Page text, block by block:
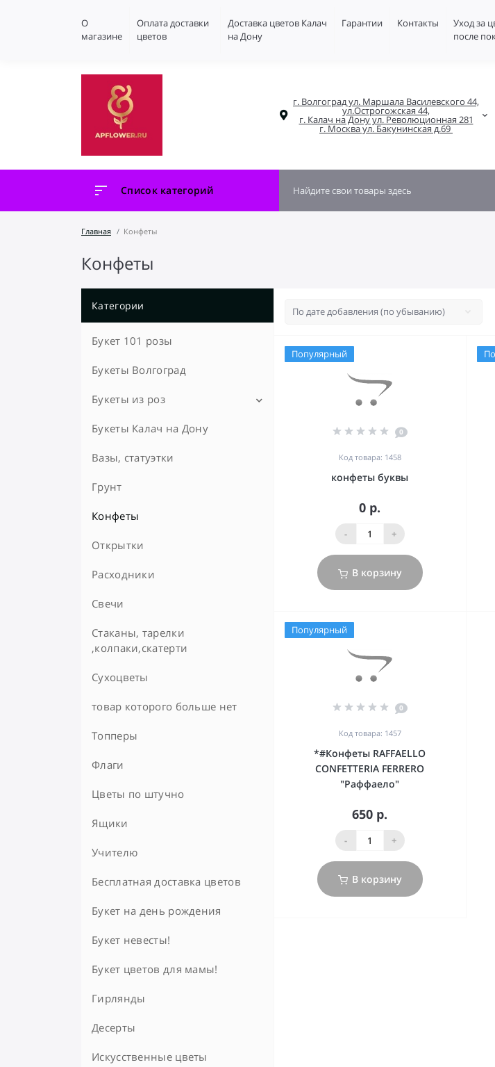
О
магазине
Оплата доставки
цветов
Доставка цветов Калач
на Дону
Гарантии Контакты
Уход за
после
г. Волгоград ул. Маршала Василевского 44,
ул.Острогожская 44,
г. Калач на Дону ул. Революционная 281
г. Москва ул. Бакунинская д.69
Список категорий
Главная Конфеты
Конфеты
Категории
Букет 101 розы
Букеты Волгоград
Букеты из роз
Букеты из 15 роз
Букеты из 25 роз
Букеты Калач на Дону
Вазы, статуэтки
Грунт
Конфеты
Открытки
Расходники
Свечи
Стаканы, тарелки
,колпаки,скатерти
Сухоцветы
товар которого больше нет
Топперы
Флаги
Цветы по штучно
Ящики
Учителю
Бесплатная доставка цветов
Букет на день рождения
Букет невесты!
Букет цветов для мамы!
Гирлянды
Десерты
Искусственные цветы
Популярный
0
Код товара: 1458
конфеты буквы
0 р.
- +
В корзину
Популярный
0
Код товара: 1457
*#Конфеты RAFFAELLO
CONFETTERIA FERRERO
"Раффаело"
650 р.
- +
В корзину